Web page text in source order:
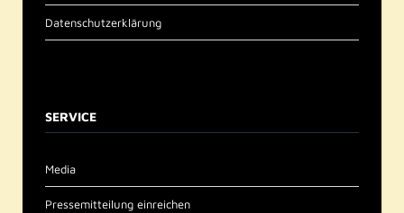
Datenschutzerklärung
SERVICE
Media
Pressemitteilung einreichen